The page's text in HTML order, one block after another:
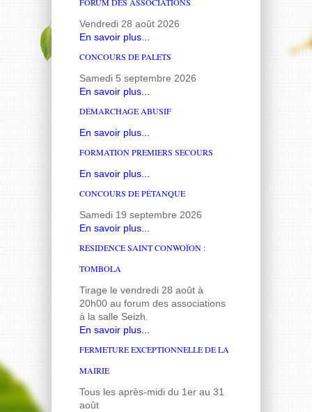
FORUM DES ASSOCIATIONS
Vendredi 28 août 2026
En savoir plus...
CONCOURS DE PALETS
Samedi 5 septembre 2026
En savoir plus...
DÉMARCHAGE ABUSIF
En savoir plus...
FORMATION PREMIERS SECOURS
En savoir plus...
CONCOURS DE PÉTANQUE
Samedi 19 septembre 2026
En savoir plus...
RÉSIDENCE SAINT CONWOÏON :
TOMBOLA
Tirage le vendredi 28 août à
20h00 au forum des associations
à la salle Seizh.
En savoir plus...
FERMETURE EXCEPTIONNELLE DE LA
MAIRIE
Tous les après-midi du 1er au 31
août